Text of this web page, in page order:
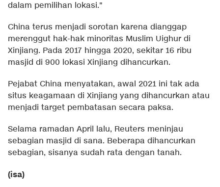
dalam pemilihan lokasi."
China terus menjadi sorotan karena dianggap
merenggut hak-hak minoritas Muslim Uighur di
Xinjiang. Pada 2017 hingga 2020, sekitar 16 ribu
masjid di 900 lokasi Xinjiang dihancurkan.
Pejabat China menyatakan, awal 2021 ini tak ada
situs keagamaan di Xinjiang yang dihancurkan atau
menjadi target pembatasan secara paksa.
Selama ramadan April lalu, Reuters meninjau
sebagian masjid di sana. Beberapa dihancurkan
sebagian, sisanya sudah rata dengan tanah.
(isa)